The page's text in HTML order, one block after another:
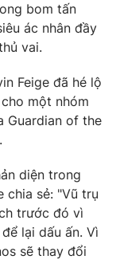
bom tấn
ác nhân đầy
vai.
Feige đã hé lộ
một nhóm
Guardian of the
diện trong
chia sẻ: "Vũ trụ
trước đó vì
lại dấu ấn. Vì
sẽ thay đổi